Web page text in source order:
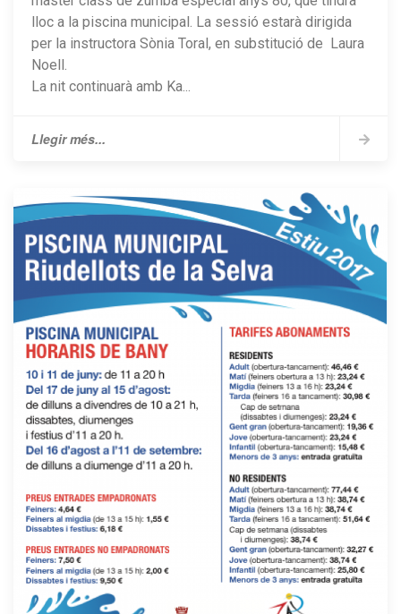
lloc a la piscina municipal. La sessió estarà dirigida
per la instructora Sònia Toral, en substitució de Laura
Noell.
La nit continuarà amb Ka...
Llegir més...